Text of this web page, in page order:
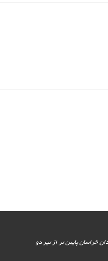
- پایین تر از میدان خراسان پایین تر از تیر دو